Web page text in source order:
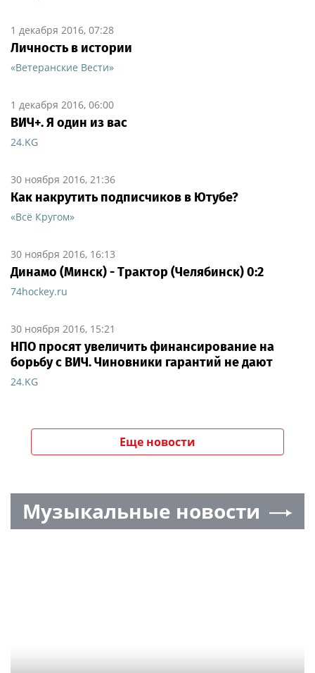
1 декабря 2016, 07:28
Личность в истории
«Ветеранские Вести»
1 декабря 2016, 06:00
ВИЧ+. Я один из вас
24.KG
30 ноября 2016, 21:36
Как накрутить подписчиков в Ютубе?
«Всё Кругом»
30 ноября 2016, 16:13
Динамо (Минск) - Трактор (Челябинск) 0:2
74hockey.ru
30 ноября 2016, 15:21
НПО просят увеличить финансирование на
борьбу с ВИЧ. Чиновники гарантий не дают
24.KG
Еще новости
Музыкальные новости